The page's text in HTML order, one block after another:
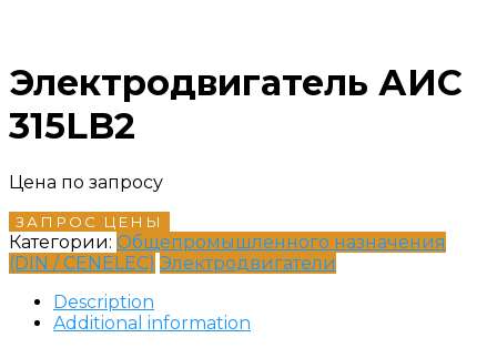
Электродвигатель АИС
315LB2
Цена по запросу
ЗАПРОС ЦЕНЫ
Категории: Общепромышленного назначения
(DIN / CENELEC) Электродвигатели
Description
Additional information